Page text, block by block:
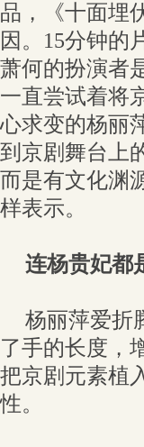
品，《十面埋
因。15分钟的
萧何的扮演者
一直尝试着将
心求变的杨丽
到京剧舞台上
而是有文化渊
样表示。
连杨贵妃都
杨丽萍爱折
了手的长度，
把京剧元素植
性。